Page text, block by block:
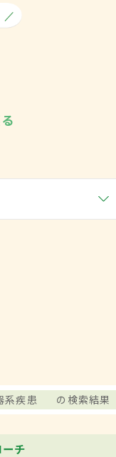
系疾患 の検索結果
チ